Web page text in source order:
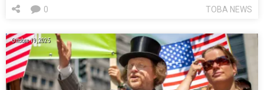
TOBA NEWS
0
Ottobre 19, 2025